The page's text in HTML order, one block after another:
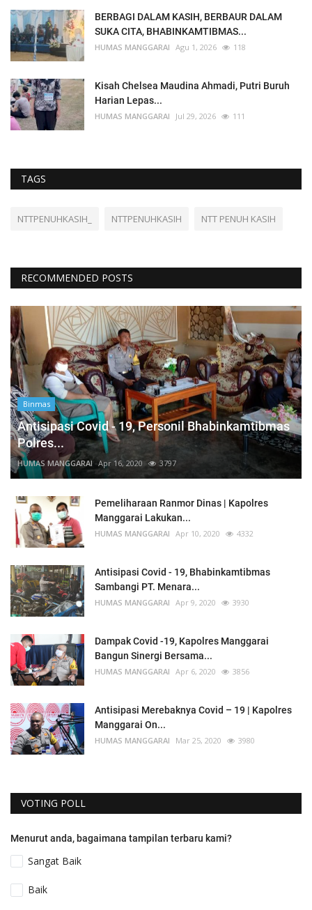
BERBAGI DALAM KASIH, BERBAUR DALAM
SUKA CITA, BHABINKAMTIBMAS...
HUMAS MANGGARAI Agu 1, 2026 118
Kisah Chelsea Maudina Ahmadi, Putri Buruh
Harian Lepas...
HUMAS MANGGARAI Jul 29, 2026 111
TAGS
NTTPENUHKASIH_ NTTPENUHKASIH NTT PENUH KASIH
RECOMMENDED POSTS
Binmas
Antisipasi Covid - 19, Personil Bhabinkamtibmas
Polres...
HUMAS MANGGARAI Apr 16, 2020 3797
Pemeliharaan Ranmor Dinas | Kapolres
Manggarai Lakukan...
HUMAS MANGGARAI Apr 10, 2020 4332
Antisipasi Covid - 19, Bhabinkamtibmas
Sambangi PT. Menara...
HUMAS MANGGARAI Apr 9, 2020 3930
Dampak Covid -19, Kapolres Manggarai
Bangun Sinergi Bersama...
HUMAS MANGGARAI Apr 6, 2020 3856
Antisipasi Merebaknya Covid – 19 | Kapolres
Manggarai On...
HUMAS MANGGARAI Mar 25, 2020 3980
VOTING POLL
Menurut anda, bagaimana tampilan terbaru kami?
Sangat Baik
Baik